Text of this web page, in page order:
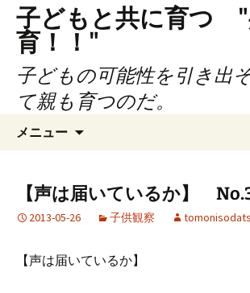
子どもと共に育つ
育！！"
子どもの可能性を引き出
て親も育つのだ。
メニュー
ン
ツ
キ
【声は届いているか】
2013-05-26 子供観察
【声は届いているか】